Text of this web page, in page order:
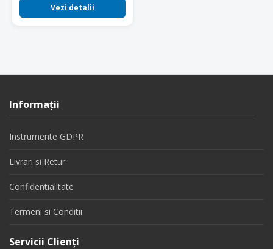
Vezi detalii
Informaţii
Instrumente GDPR
Livrari si Retur
Confidentialitate
Termeni si Conditii
Servicii Clienţi